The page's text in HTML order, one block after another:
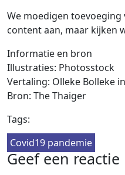
We moedigen
content aan, maar kijken
Informatie en bron
Illustraties: Photosstock
Vertaling: Olleke Bolleke
Bron: The Thaiger
Tags:
Covid19 pandemie
Geef een reactie